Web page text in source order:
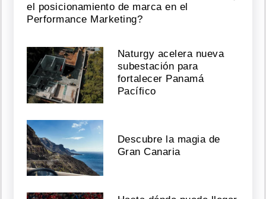
el posicionamiento de marca en el
Performance Marketing?
Naturgy acelera nueva
subestación para
fortalecer Panamá
Pacífico
Descubre la magia de
Gran Canaria